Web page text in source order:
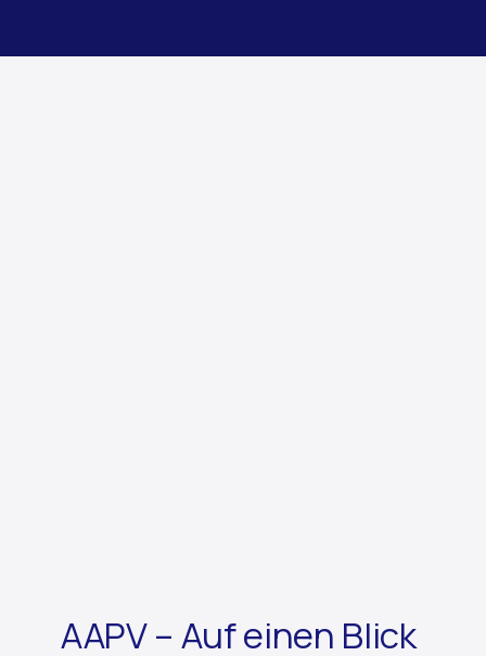
AAPV – Auf einen Blick